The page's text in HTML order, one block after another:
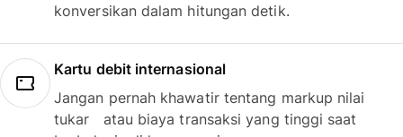
konversikan dalam hitungan detik.
Kartu debit internasional
Jangan pernah khawatir tentang markup nilai
tukar atau biaya transaksi yang tinggi saat